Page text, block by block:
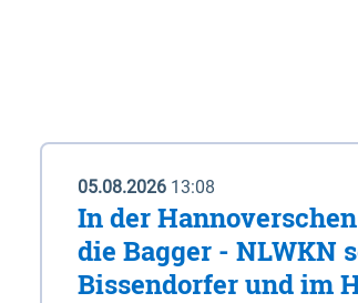
05.08.2026 13:08
In der
die Bagger - NLWKN
Bissendorfer und im